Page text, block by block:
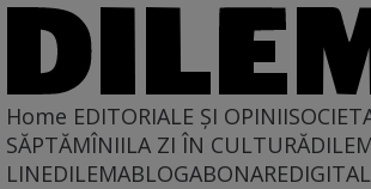
Home EDITORIALE ȘI OPINII
SĂPTĂMÎNIILA ZI ÎN CULTURĂ
LINEDILEMABLOGABONAREDIGITAL